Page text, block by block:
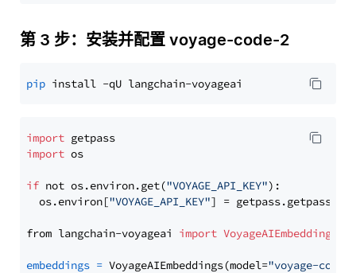
第 3 步：安装并配置 voyage-code-2
pip
import
import os
if not os.environ.get("VOYAGE_API_KEY"):
  os.environ[
"VOYAGE_API_KEY"] = getpass.getpass(
from langchain-voyageai import VoyageAIEmbeddings
embeddings = VoyageAIEmbeddings(model="voyage-code-